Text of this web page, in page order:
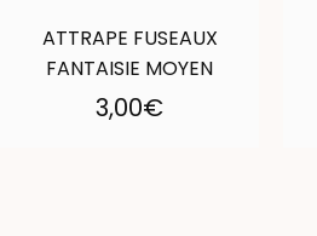
ATTRAPE FUSEAUX
FANTAISIE MOYEN
3,00€